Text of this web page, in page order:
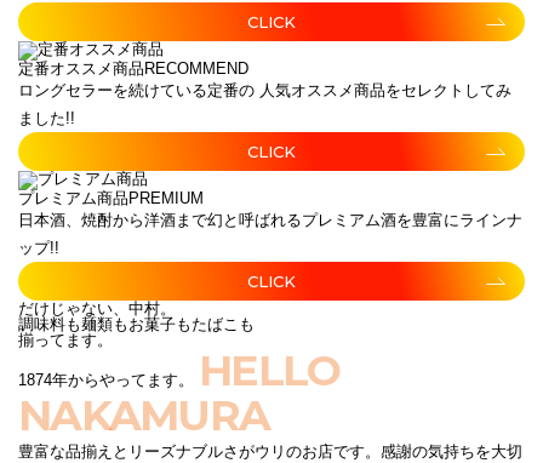
CLICK
定番オススメ商品 RECOMMEND
ロングセラーを続けている定番の 人気オススメ商品をセレクトしてみ
ました!!
CLICK
プレミアム商品 PREMIUM
日本酒、焼酎から洋酒まで幻と呼ばれるプレミアム酒を豊富にラインナ
ップ!!
CLICK
だけじゃない、中村。
調味料も麺類もお菓子もたばこも
揃ってます。
1874年からやってます。
HELLO
NAKAMURA
豊富な品揃えとリーズナブルさがウリのお店です。感謝の気持ちを大切